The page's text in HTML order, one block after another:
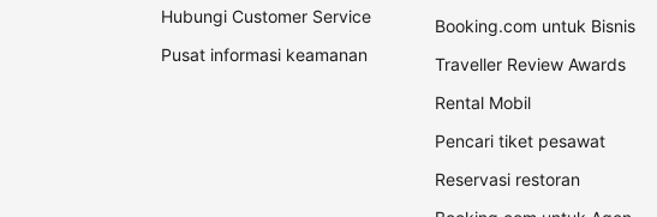
Hubungi Customer Service
Pusat informasi keamanan
Booking.com untuk Bisnis
Traveller Review Awards
Rental Mobil
Pencari tiket pesawat
Reservasi restoran